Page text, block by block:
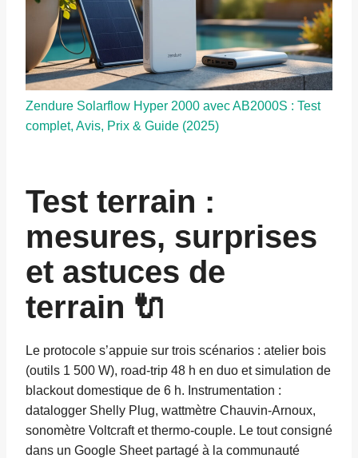
Zendure Solarflow Hyper 2000 avec AB2000S : Test
complet, Avis, Prix & Guide (2025)
Test terrain :
mesures, surprises
et astuces de
terrain 🔌
Le protocole s’appuie sur trois scénarios : atelier bois
(outils 1 500 W), road-trip 48 h en duo et simulation de
blackout domestique de 6 h. Instrumentation :
datalogger Shelly Plug, wattmètre Chauvin-Arnoux,
sonomètre Voltcraft et thermo-couple. Le tout consigné
dans un Google Sheet partagé à la communauté